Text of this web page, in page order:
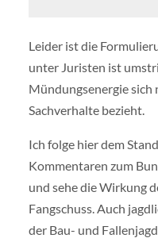
Leider ist die
unter Juristen ist
Mündungsenergie sich
Sachverhalte bezieht.
Ich folge hier dem
Kommentaren zum
und sehe die Wirkung
Fangschuss. Auch
der Bau- und